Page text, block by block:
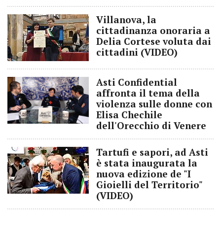
Villanova, la
cittadinanza onoraria a
Delia Cortese voluta dai
cittadini (VIDEO)
Asti Confidential
affronta il tema della
violenza sulle donne con
Elisa Chechile
dell'Orecchio di Venere
Tartufi e sapori, ad Asti
è stata inaugurata la
nuova edizione de "I
Gioielli del Territorio"
(VIDEO)